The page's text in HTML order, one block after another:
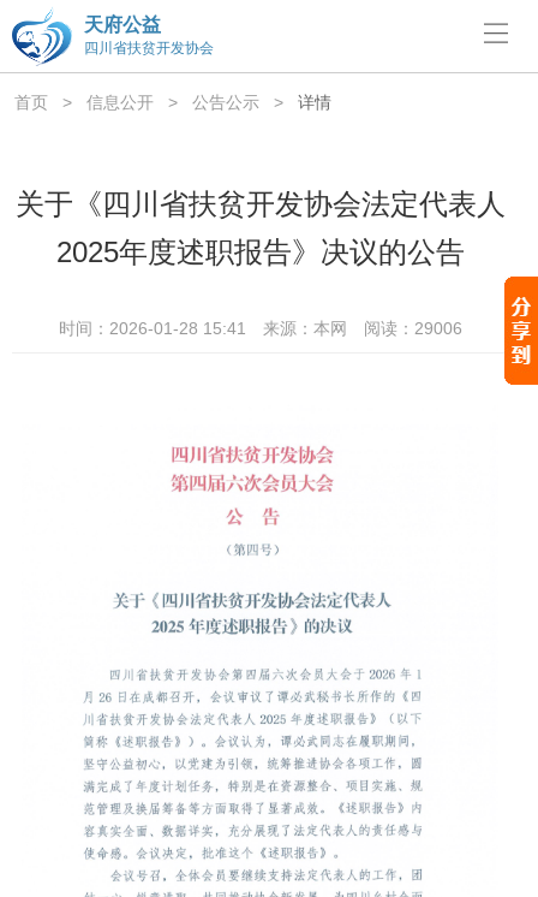
天府公益
四川省扶贫开发协会
首页 > 信息公开 > 公告公示 > 详情
关于《四川省扶贫开发协会法定代表人
2025年度述职报告》决议的公告
时间：2026-01-28 15:41 来源：本网 阅读：29006